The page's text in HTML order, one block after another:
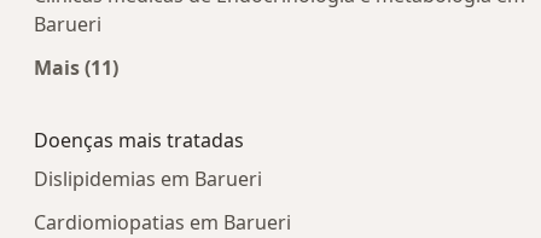
Barueri
Mais (11)
Doenças mais tratadas
Dislipidemias em Barueri
Cardiomiopatias em Barueri